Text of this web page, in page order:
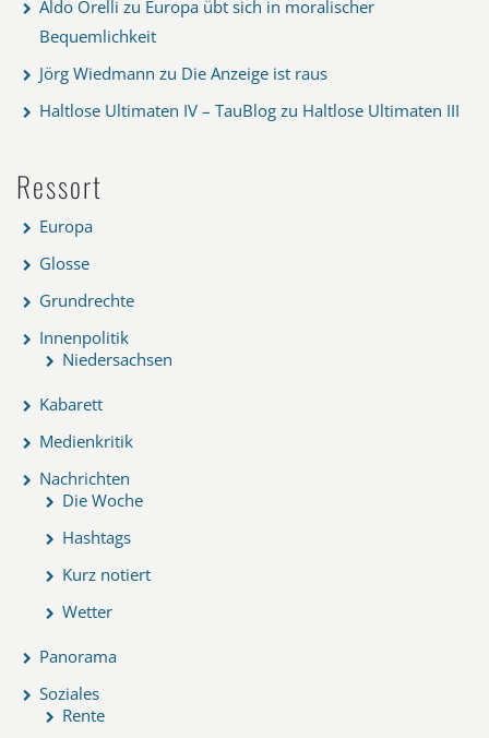
Aldo Orelli zu Europa übt sich in moralischer
Bequemlichkeit
Jörg Wiedmann zu Die Anzeige ist raus
Haltlose Ultimaten IV – TauBlog zu Haltlose Ultimaten III
Ressort
Europa
Glosse
Grundrechte
Innenpolitik
Niedersachsen
Kabarett
Medienkritik
Nachrichten
Die Woche
Hashtags
Kurz notiert
Wetter
Panorama
Soziales
Rente